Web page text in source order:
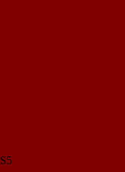
S5